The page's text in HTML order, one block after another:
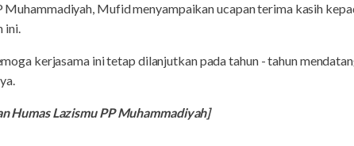
Mufid menyampaikan ucapan terima kasih
ini.
kerjasama ini tetap dilanjutkan pada tahun - tahun
Humas Lazismu PP Muhammadiyah]